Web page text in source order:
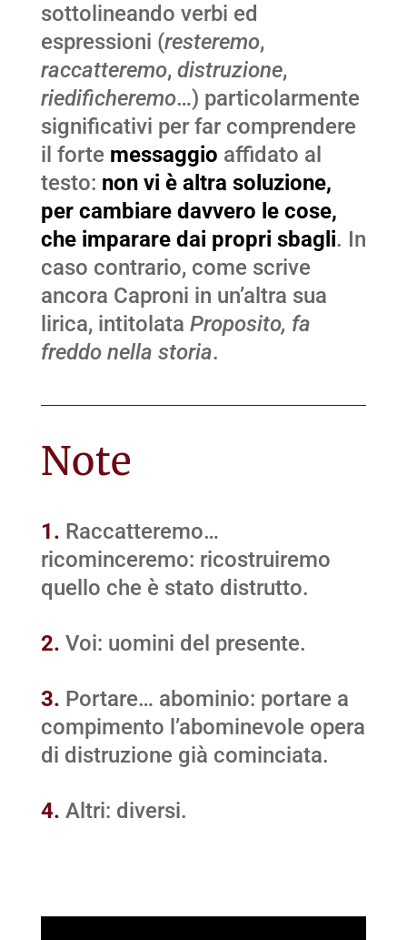
sottolineando verbi ed
espressioni (resteremo,
raccatteremo, distruzione,
riedificheremo…) particolarmente
significativi per far comprendere
il forte messaggio affidato al
testo: non vi è altra soluzione,
per cambiare davvero le cose,
che imparare dai propri sbagli. In
caso contrario, come scrive
ancora Caproni in un’altra sua
lirica, intitolata Proposito, fa
freddo nella storia.
Note
1. Raccatteremo…
ricominceremo: ricostruiremo
quello che è stato distrutto.
2. Voi: uomini del presente.
3. Portare… abominio: portare a
compimento l’abominevole opera
di distruzione già cominciata.
4. Altri: diversi.